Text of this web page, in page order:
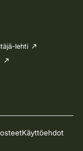
lehti
Käyttöehdot